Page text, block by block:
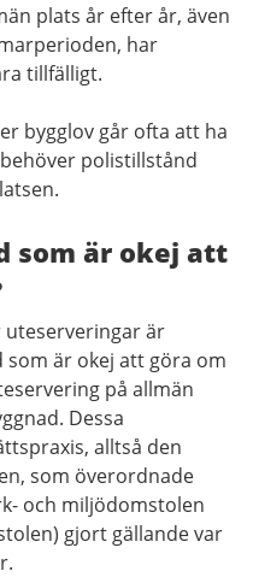
plats år efter år, även
har
tillfälligt.
bygglov går ofta att ha
polistillstånd
som är okej att
uteserveringar är
är okej att göra om
på allmän
Dessa
alltså den
som överordnade
och miljödomstolen
gjort gällande var